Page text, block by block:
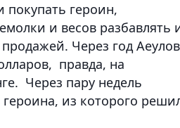
покупать героин,
и весов разбавлять
Через год Аеулов
правда, на
Через пару недель
из которого